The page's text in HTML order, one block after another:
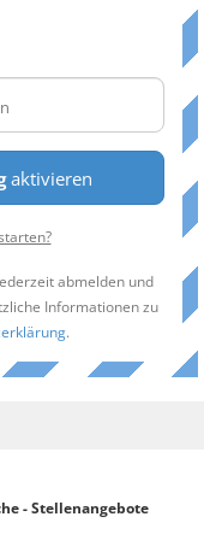
aktivieren
abmelden und
Informationen zu
.
- Stellenangebote